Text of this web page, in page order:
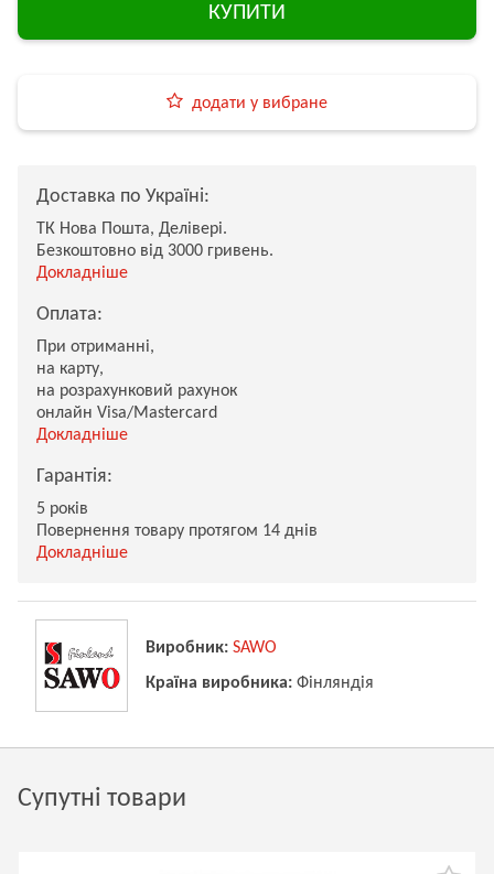
КУПИТИ
додати у вибране
Доставка по Україні:
ТК Нова Пошта, Делівері.
Безкоштовно від 3000 гривень.
Докладніше
Оплата:
При отриманні,
на карту,
на розрахунковий рахунок
онлайн Visa/Mastercard
Докладніше
Гарантія:
5 років
Повернення товару протягом 14 днів
Докладніше
Виробник: SAWO
Країна виробника: Фінляндія
Супутні товари